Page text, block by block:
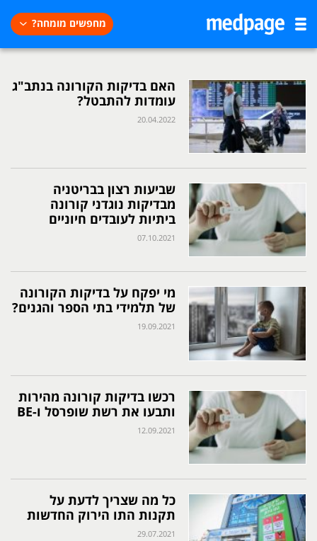
מחפשים מומחה?
האם בדיקות הקורונה בנתב"ג
עומדות להתבטל?
20.04.2022
שביעות רצון בבריטניה
מבדיקות נוגדני קורונה
ביתיות לעובדים חיוניים
07.10.2021
מי יפקח על בדיקות הקורונה
של תלמידי בתי הספר והגנים?
19.09.2021
רכשו בדיקות קורונה מהירות
ותבעו את רשת שופרסל ו-BE
12.09.2021
כל מה שצריך לדעת על
תקנות התו הירוק החדשות
29.07.2021